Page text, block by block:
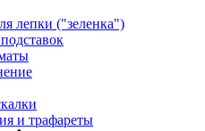
лепки ("зеленка")
и трафареты